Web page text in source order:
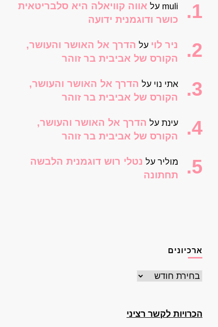
muli על אווה קוויאלה היא סלבריטאית
כושר ודוגמנית ידועה
ניר לוי על הדרך אל האושר והעושר,
הקורס של אביבית בר זוהר
אתי נוי על הדרך אל האושר והעושר,
הקורס של אביבית בר זוהר
עינת על הדרך אל האושר והעושר,
הקורס של אביבית בר זוהר
מוליר על נטלי רוש דוגמנית הלבשה
תחתונה
ארכיונים
ארכיונים
הכרויות לקשר רציני